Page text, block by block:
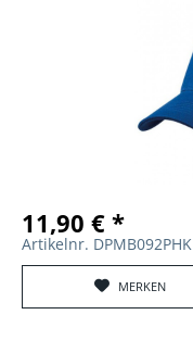
11,90 € *
Artikelnr. DPMB092PHK
MERKEN